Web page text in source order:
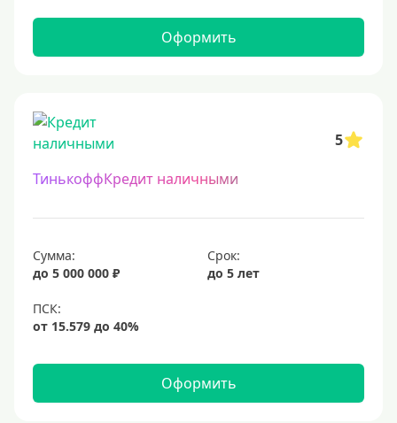
Оформить
5
ТинькоффКредит наличными
Сумма:
до 5 000 000 ₽
Срок:
до 5 лет
Оформить